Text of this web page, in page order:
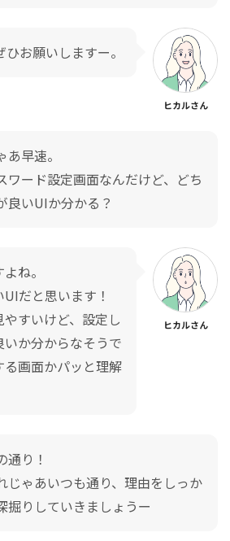
ひお願いしますー。
ヒカルさん
あ早速。
ワード設定画面なんだけど、どち
良いUIか分かる？
ね。
だと思います！
すいけど、設定し
か分からなそうで
画面かパッと理解
ヒカルさん
通り！
じゃあいつも通り、理由をしっか
掘りしていきましょうー